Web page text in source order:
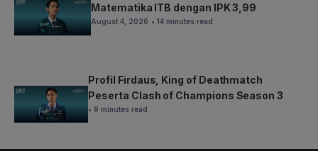
Matematika ITB dengan IPK 3,99
August 4, 2026 • 14 minutes read
Profil Firdaus, King of Deathmatch
Peserta Clash of Champions Season 3
• 9 minutes read